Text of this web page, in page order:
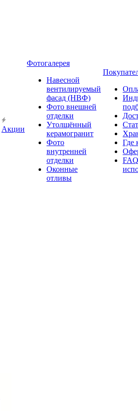
Акции
Фотогалерея
Навесной
вентилируемый
фасад (НВФ)
Фото внешней
отделки
Утолщённый
керамогранит
Фото
внутренней
отделки
Оконные
отливы
Где